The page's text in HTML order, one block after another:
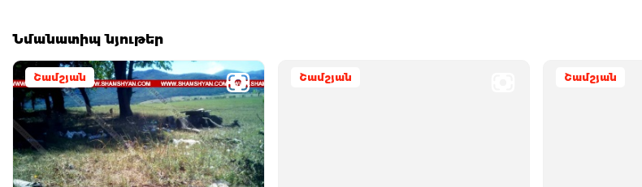
Նմանատիպ նյութեր
Շամշյան Շամշյան Շամշյան